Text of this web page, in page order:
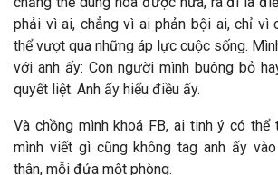
phải vì ai, chẳng vì ai phản bội ai, chỉ vì
thể vượt qua những áp lực cuộc sống.
với anh ấy: Con người mình buông bỏ
quyết liệt. Anh ấy hiểu điều ấy.
Và chồng mình khoá FB, ai tinh ý có thể
mình viết gì cũng không tag anh ấy
thân, mỗi đứa một phòng.